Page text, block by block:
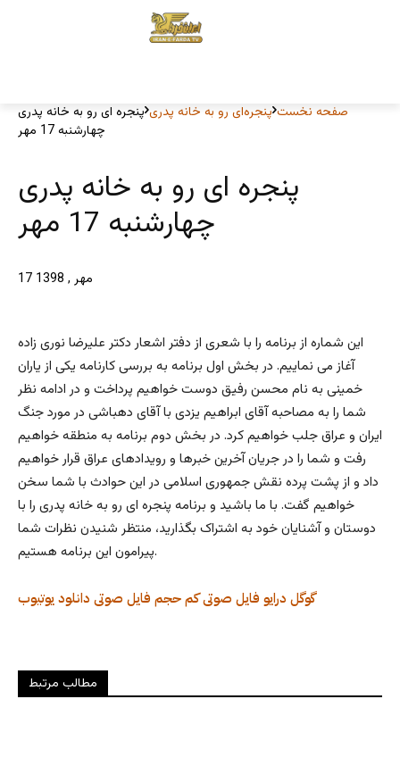
صفحه نخست پنجره‌ای رو به خانه پدری پنجره ای رو به خانه پدری
چهارشنبه 17 مهر
پنجره ای رو به خانه پدری
چهارشنبه 17 مهر
17 مهر , 1398
این شماره از برنامه را با شعری از دفتر اشعار دکتر علیرضا نوری زاده
آغاز می نماییم. در بخش اول برنامه به بررسی کارنامه یکی از یاران
خمینی به نام محسن رفیق دوست خواهیم پرداخت و در ادامه نظر
شما را به مصاحبه آقای ابراهیم یزدی با آقای دهباشی در مورد جنگ
ایران و عراق جلب خواهیم کرد. در بخش دوم برنامه به منطقه خواهیم
رفت و شما را در جریان آخرین خبرها و رویدادهای عراق قرار خواهیم
داد و از پشت پرده نقش جمهوری اسلامی در این حوادث با شما سخن
خواهیم گفت. با ما باشید و برنامه پنجره ای رو به خانه پدری را با
دوستان و آشنایان خود به اشتراک بگذارید، منتظر شنیدن نظرات شما
پیرامون این برنامه هستیم.
یوتیوب دانلود فایل صوتی فایل صوتی کم حجم گوگل درایو
مطالب مرتبط